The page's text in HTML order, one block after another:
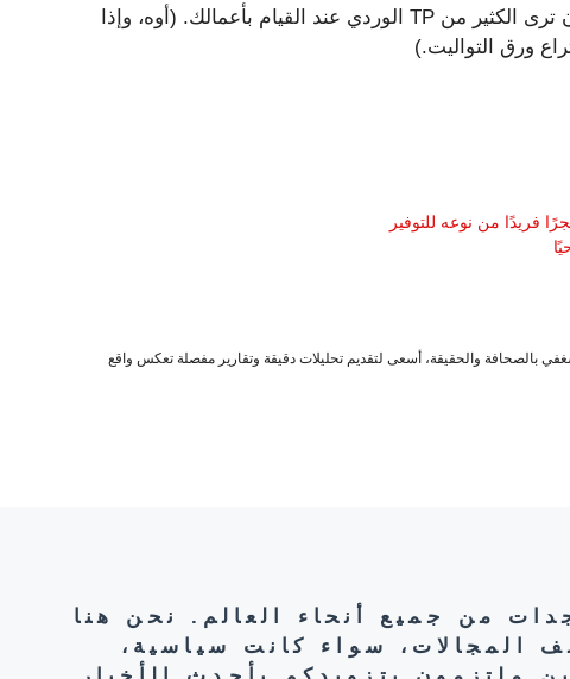
مسافرًا إلى فرنسا لقضاء عطلة أحلامك، فمن المحتمل أن ترى الكثير من TP الوردي عند القيام بأعمالك. (أوه، وإذا
ورق التواليت.)
فريدًا من نوعه للتوفير
بالصحافة والحقيقة، أسعى لتقديم تحليلات دقيقة وتقارير مفصلة تعكس واقع
من جميع أنحاء العالم. نحن هنا
المجالات، سواء كانت سياسية،